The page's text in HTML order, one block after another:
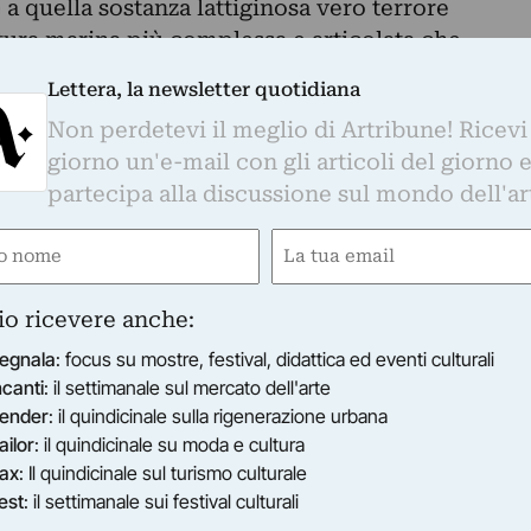
quella sostanza lattiginosa vero terrore
marina più complessa e articolata che
Riccio. Un’opera artistica dalle forme
come cangianti sono le sperimentazioni
ha fatto su questo soggetto, che incarna
proporzione leonardesca nella forma
complessa che è poi quella del riccio.
origine della Vita, l’artista ce lo ripropone in
utilizzato l’antica tecnica dell’impressione,
o unghie, ma di lische di pesci che ha
alla madre terra di una parte di ciò che
ecologico è una delle costanti che
Iginio Iurilli. Un segno impresso che ci
si trovano in quelle concrezione
quelli più chiari a quelli più scuri ci regalano
geometriche che vanno dai nautilus a pesci
Lettera, la newsletter quotidiana
Non perdetevi il meglio di Artribune! Ricevi
giorno un'e-mail con gli articoli del giorno e
partecipa alla discussione sul mondo
Email
ricevere anche:
: focus su mostre, festival, didattica ed eventi culturali
: il settimanale sul mercato dell'arte
: il quindicinale sulla rigenerazione urbana
: il quindicinale su moda e cultura
: Il quindicinale sul turismo culturale
: il settimanale sui festival culturali